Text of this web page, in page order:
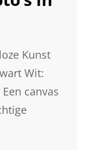
Kunst
Wit:
canvas